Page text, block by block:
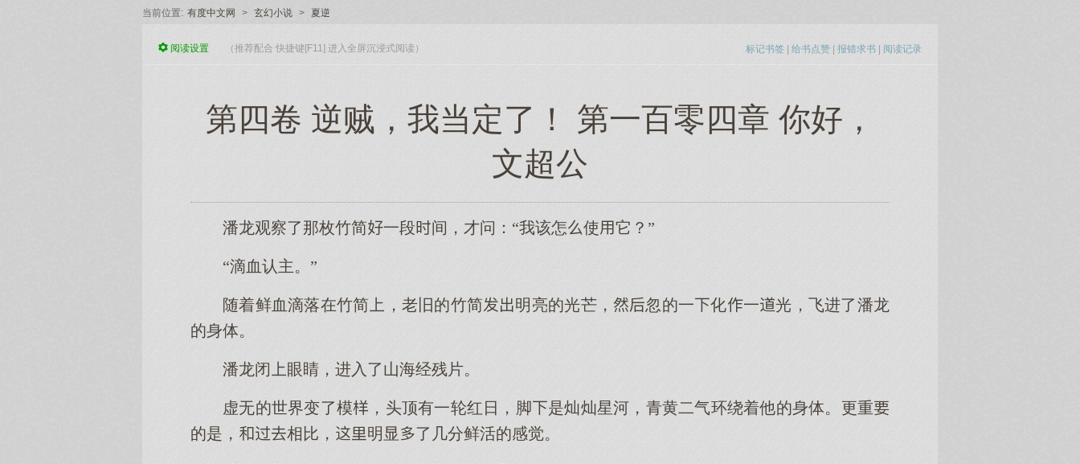
当前位置: 有度中文网 > 玄幻小说 > 夏逆
标记书签 | 给书点赞 | 报错求书 | 阅读记录
阅读设置 （推荐配合 快捷键[F11] 进入全屏沉浸式阅读）
第四卷 逆贼，我当定了！ 第一百零四章 你好，
文超公
潘龙观察了那枚竹简一段间，才问：“我该怎使它？”
“滴血认主。”
随着鲜血滴落在竹简，老旧的竹简明亮的光芒，忽的一化一光，飞进了潘龙
的身体。
潘龙闭眼睛，进入了山海经残片。
虚无的世界变了模，头顶有一轮红日，脚是灿灿星河，青黄二气环绕着他的身体。更重
的是，相比，明显了几分鲜活的感觉。